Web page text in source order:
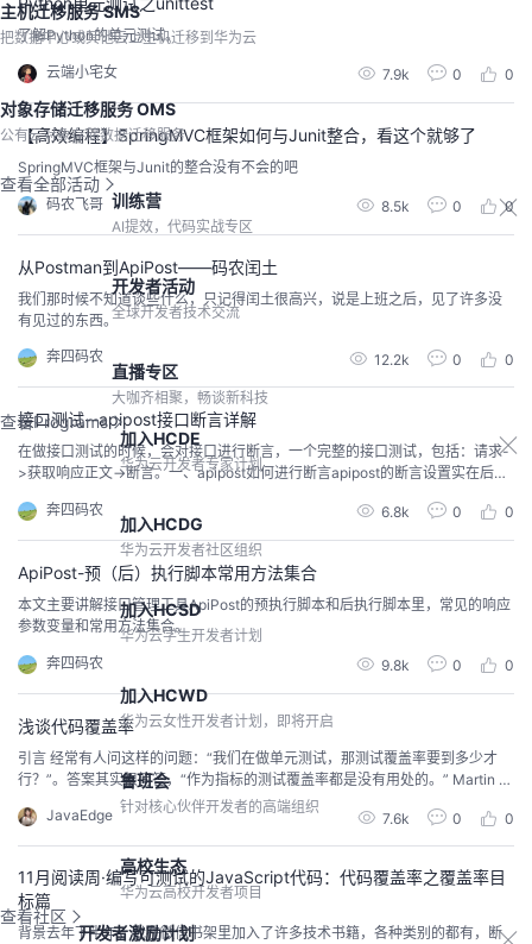
主机迁移服务 SMS
把数据中心或其他云上主机迁移到华为云
对象存储迁移服务 OMS
公有云对象存储数据迁移服务
查看全部活动
训练营
AI提效，代码实战专区
开发者活动
全球开发者技术交流
直播专区
大咖齐相聚，畅谈新科技
查看Programs
加入HCDE
华为云开发者专家计划
加入HCDG
华为云开发者社区组织
加入HCSD
华为云学生开发者计划
加入HCWD
华为云女性开发者计划，即将开启
鲁班会
针对核心伙伴开发者的高端组织
高校生态
华为云高校开发者项目
查看社区
开发者激励计划
了解Python的单元测试。
云端小宅女 7.9k 0 0
【高效编程】SpringMVC框架如何与Junit整合，看这个就够了
SpringMVC框架与Junit的整合没有不会的吧
码农飞哥 8.5k 0 0
从Postman到ApiPost——码农闰土
我们那时候不知道谈些什么，只记得闰土很高兴，说是上班之后，见了许多没
有见过的东西。
奔四码农 12.2k 0 0
接口测试--apipost接口断言详解
在做接口测试的时候，会对接口进行断言，一个完整的接口测试，包括：请求-
>获取响应正文->断言。一、apipost如何进行断言apipost的断言设置实在后执
w.responseText=="test"');测试响应内容是否为testapt.assert('response.raw.s
tatu...
奔四码农 6.8k 0 0
ApiPost-预（后）执行脚本常用方法集合
本文主要讲解接口管理工具ApiPost的预执行脚本和后执行脚本里，常见的响应
参数变量和常用方法集合。
奔四码农 9.8k 0 0
浅谈代码覆盖率
引言 经常有人问这样的问题：“我们在做单元测试，那测试覆盖率要到多少才
行？”。答案其实很简答，“作为指标的测试覆盖率都是没有用处的。” Martin F
owler（重构那本书的作者）曾经写过一篇博客来讨论这个问题，他指出：把测
试覆盖作为质量目标没有任何意义，而我们应该把它作为一种发现未被测试覆
盖的代码的手段。 代码覆盖率的意义 分析未覆盖部分的代码，从而反推在前
JavaEdge 7.6k 0 0
11月阅读周·编写可测试的JavaScript代码：代码覆盖率之覆盖率目
标篇
背景去年下半年，我在微信书架里加入了许多技术书籍，各种类别的都有，断